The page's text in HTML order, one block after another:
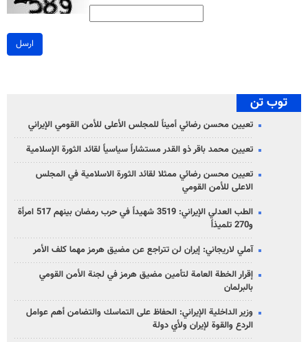
ارسل
توب تن
تعيين محسن رضائي أميناً للمجلس الأعلى للأمن القومي الإيراني
تعيين محمد باقر ذو القدر مستشاراً سياسياً لقائد الثورة الإسلامية
تعيين محسن رضائي ممثلا لقائد الثورة الاسلامية في المجلس
الاعلى للأمن القومي
الطب العدلي الإيراني: 3519 شهيداً في حرب رمضان بينهم 517 امرأة
و270 تلميذاً
آملي لاريجاني: إيران لن تتراجع عن مضيق هرمز مهما كلف الأمر
إقرار الخطة العامة لتأمين مضيق هرمز في لجنة الأمن القومي
بالبرلمان
وزير الداخلية الإيراني: الحفاظ على التماسك والتضامن أهم عوامل
الردع والقوة لإيران ولأي دولة